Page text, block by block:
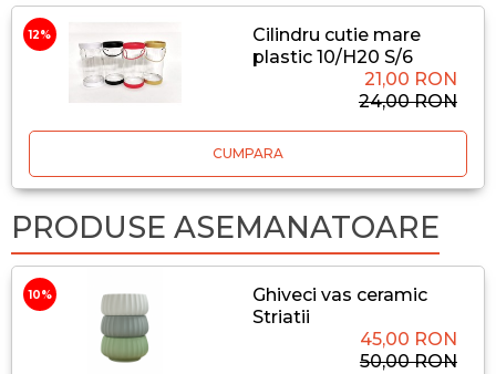
12%
Cilindru cutie mare
plastic 10/H20 S/6
21,00 RON
24,00 RON
CUMPARA
PRODUSE ASEMANATOARE
10%
Ghiveci vas ceramic
Striatii
45,00 RON
50,00 RON